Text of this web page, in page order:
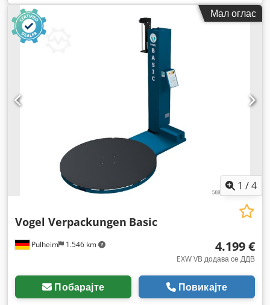
Мал оглас
1 /4
Pulheim 1.546 km
Vogel Verpackungen Basic
4.199 €
EXW VB додава се ДДВ
Побарајте Повикајте